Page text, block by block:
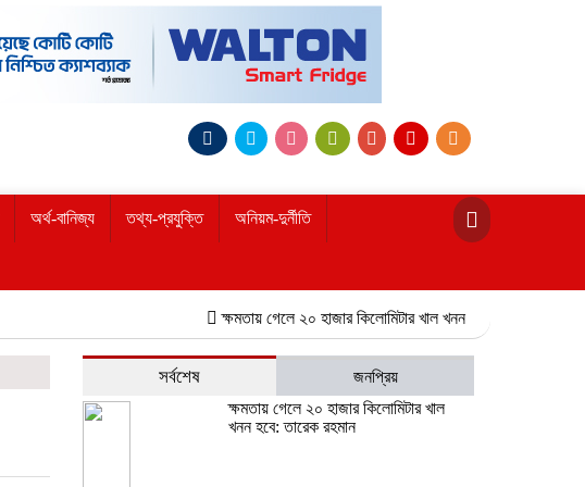
অর্থ-বানিজ্য তথ্য-প্রযুক্তি অনিয়ম-দুর্নীতি
ক্ষমতায় গেলে ২০ হাজার কিলোমিটার খাল খনন হবে: তারেক রহমান
সর্বশেষ
জনপ্রিয়
ক্ষমতায় গেলে ২০ হাজার কিলোমিটার খাল
খনন হবে: তারেক রহমান